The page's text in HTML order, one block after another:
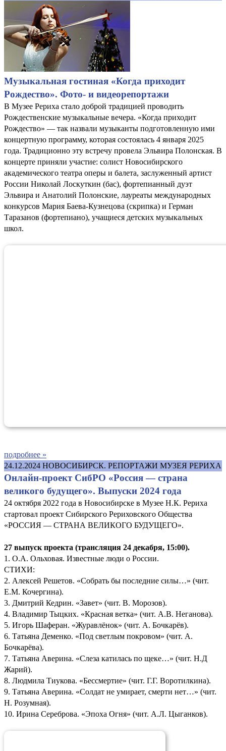
Музыкальная гостиная «Когда приходит
Рождество». Фото- и видеорепортажи
В Музее Рериха стало доброй традицией проводить
Рождественские музыкальные вечера. «Когда приходит
Рождество» — так назвали музыканты подготовленную ими
концертную программу, которая состоялась 4 января 2025
года. Традиционно эту встречу провела Эльвира Полонская. В
концерте приняли участие: солист Новосибирского
академического театра оперы и балета, заслуженный артист
России Николай Лоскуткин (бас), фортепианный дуэт
Эльвира и Анатолий Полонские, лауреаты международных
конкурсов Мария Баева-Кузнецова (скрипка) и Герман
Таразанов (фортепиано), учащиеся детских музыкальных
школ.
подробнее »
24.12.2024 НОВОСИБИРСК. РЕПОРТАЖИ МУЗЕЯ РЕРИХА
Онлайн-проект СибРО «Россия — страна
великого будущего». Выпуски 2024 года
24 октября 2022 года в Новосибирске в Музее Н.К. Рериха
стартовал проект Сибирского Рериховского Общества
«РОССИЯ — СТРАНА ВЕЛИКОГО БУДУЩЕГО».
27 выпуск проекта (трансляция 24 декабря, 15:00).
1. О.А. Ольховая. Известные люди о России.
СТИХИ:
2. Алексей Решетов. «Собрать бы последние силы…» (чит.
Е.М. Кочергина).
3. Дмитрий Кедрин. «Завет» (чит. В. Морозов).
4. Владимир Тыцких. «Красная ветка» (чит. А.В. Неганова).
5. Игорь Шаферан. «Журавлёнок» (чит. А. Бочкарёв).
6. Татьяна Деменко. «Под светлым покровом» (чит. А.
Бочкарёва).
7. Татьяна Аверина. «Слеза катилась по щеке…» (чит. Н.Д
Жарий).
8. Людмила Тиукова. «Бессмертие» (чит. Г.Г. Воротилкина).
9. Татьяна Аверина. «Солдат не умирает, смерти нет…» (чит.
Н. Розумная).
10. Ирина Сереброва. «Эпоха Огня» (чит. А.Л. Цыганков).